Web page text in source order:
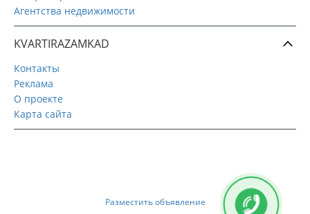
Агентства недвижимости
KVARTIRAZAMKAD
Контакты
Реклама
О проекте
Карта сайта
Разместить объявление